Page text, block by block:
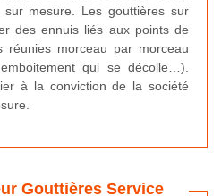
sur mesure. Les gouttières sur
des ennuis liés aux points de
réunies morceau par morceau
qui se décolle…).
à la conviction de la société
Gouttières Service